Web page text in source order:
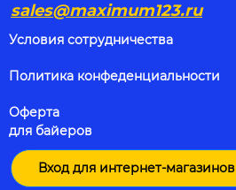
sales@maximum123.ru
Условия сотрудничества
Политика конфеденциальности
Оферта
для байеров
Вход для интернет-магазинов